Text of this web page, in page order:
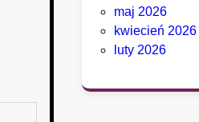
maj 2026
kwiecień 2026
luty 2026